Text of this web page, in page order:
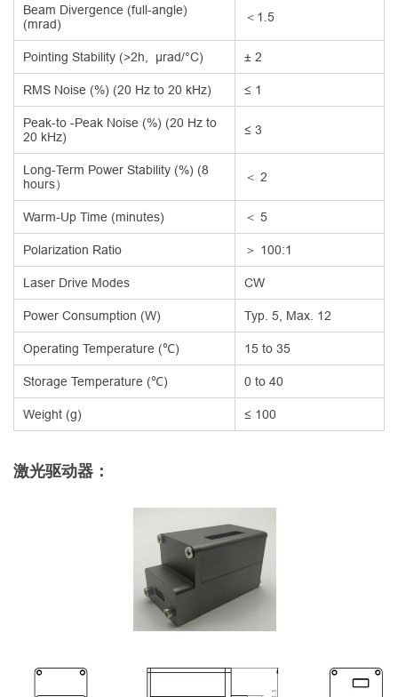
Beam Divergence (full-angle)
(mrad)
＜1.5
Pointing Stability (>2h, µrad/°C)
± 2
RMS Noise (%) (20 Hz to 20 kHz)
≤ 1
Peak-to -Peak Noise (%) (20 Hz to
20 kHz)
≤ 3
Long-Term Power Stability (%) (8
hours）
＜ 2
Warm-Up Time (minutes)
＜ 5
Polarization Ratio
＞ 100:1
Laser Drive Modes
CW
Power Consumption (W)
Typ. 5, Max. 12
Operating Temperature (℃)
15 to 35
Storage Temperature (℃)
0 to 40
Weight (g)
≤ 100
激光驱动器：